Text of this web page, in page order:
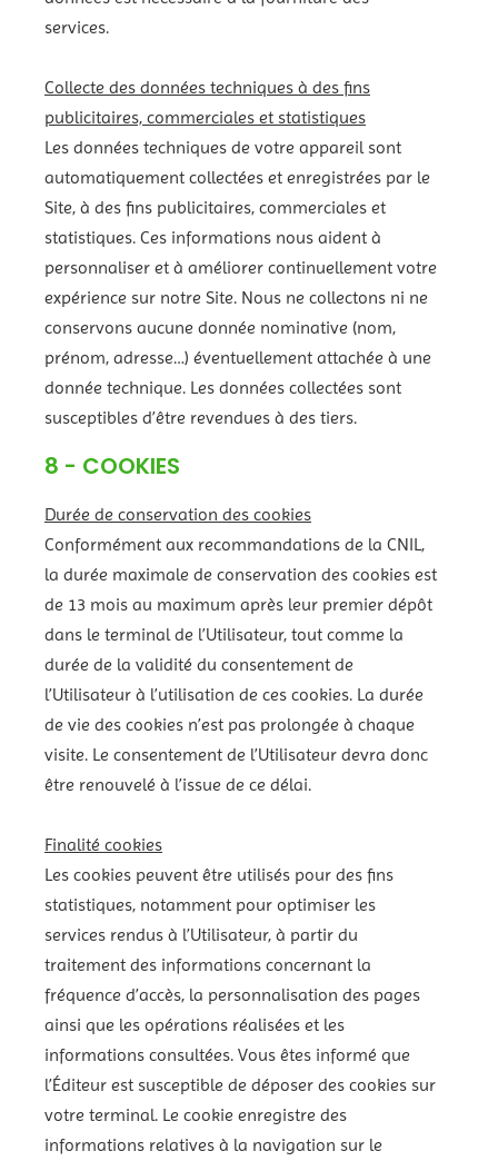
services.
Collecte des données techniques à des fins
publicitaires, commerciales et statistiques
Les données techniques de votre appareil sont
automatiquement collectées et enregistrées par le
Site, à des fins publicitaires, commerciales et
statistiques. Ces informations nous aident à
personnaliser et à améliorer continuellement votre
expérience sur notre Site. Nous ne collectons ni ne
conservons aucune donnée nominative (nom,
prénom, adresse…) éventuellement attachée à une
donnée technique. Les données collectées sont
susceptibles d’être revendues à des tiers.
8 - COOKIES
Durée de conservation des cookies
Conformément aux recommandations de la CNIL,
la durée maximale de conservation des cookies est
de 13 mois au maximum après leur premier dépôt
dans le terminal de l’Utilisateur, tout comme la
durée de la validité du consentement de
l’Utilisateur à l’utilisation de ces cookies. La durée
de vie des cookies n’est pas prolongée à chaque
visite. Le consentement de l’Utilisateur devra donc
être renouvelé à l’issue de ce délai.
Finalité cookies
Les cookies peuvent être utilisés pour des fins
statistiques, notamment pour optimiser les
services rendus à l’Utilisateur, à partir du
traitement des informations concernant la
fréquence d’accès, la personnalisation des pages
ainsi que les opérations réalisées et les
informations consultées. Vous êtes informé que
l’Éditeur est susceptible de déposer des cookies sur
votre terminal. Le cookie enregistre des
informations relatives à la navigation sur le